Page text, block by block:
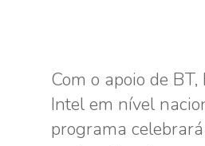
Com o apoio de BT,
Intel em nível
programa